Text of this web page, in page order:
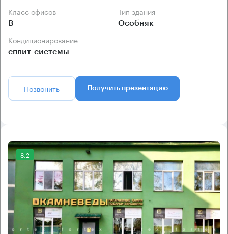
Класс офисов
B
Тип здания
Особняк
Кондиционирование
сплит-системы
Позвонить Получить презентацию
8.2